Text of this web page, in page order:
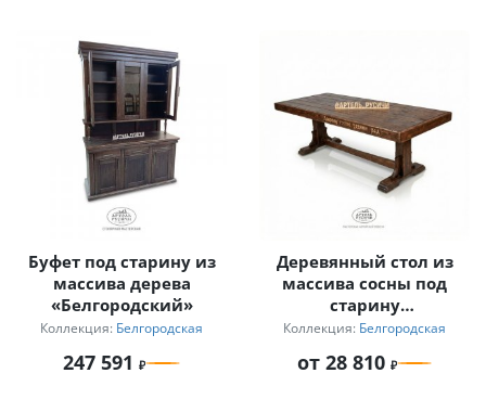
Буфет под старину из
массива дерева
«Белгородский»
Коллекция: Белгородская
247 591
Деревянный стол из
массива сосны под
старину
«Белгородский»
Коллекция: Белгородская
от 28 810